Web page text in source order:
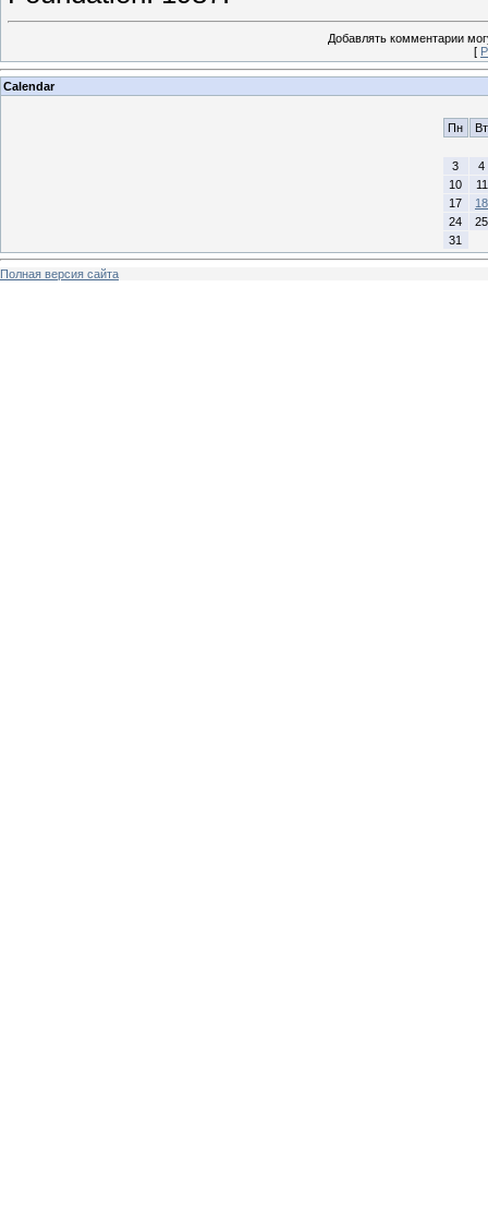
Добавлять комментарии
[
Calendar
Пн Вт
3
4
10
11
17
18
24
25
31
Полная версия сайта